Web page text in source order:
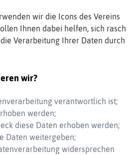
wir die Icons des Vereins
Ihnen dabei helfen, sich rasch
Verarbeitung Ihrer Daten durch
wir?
verantwortlich ist;
werden;
diese Daten erhoben werden;
Daten weitergeben;
widersprechen